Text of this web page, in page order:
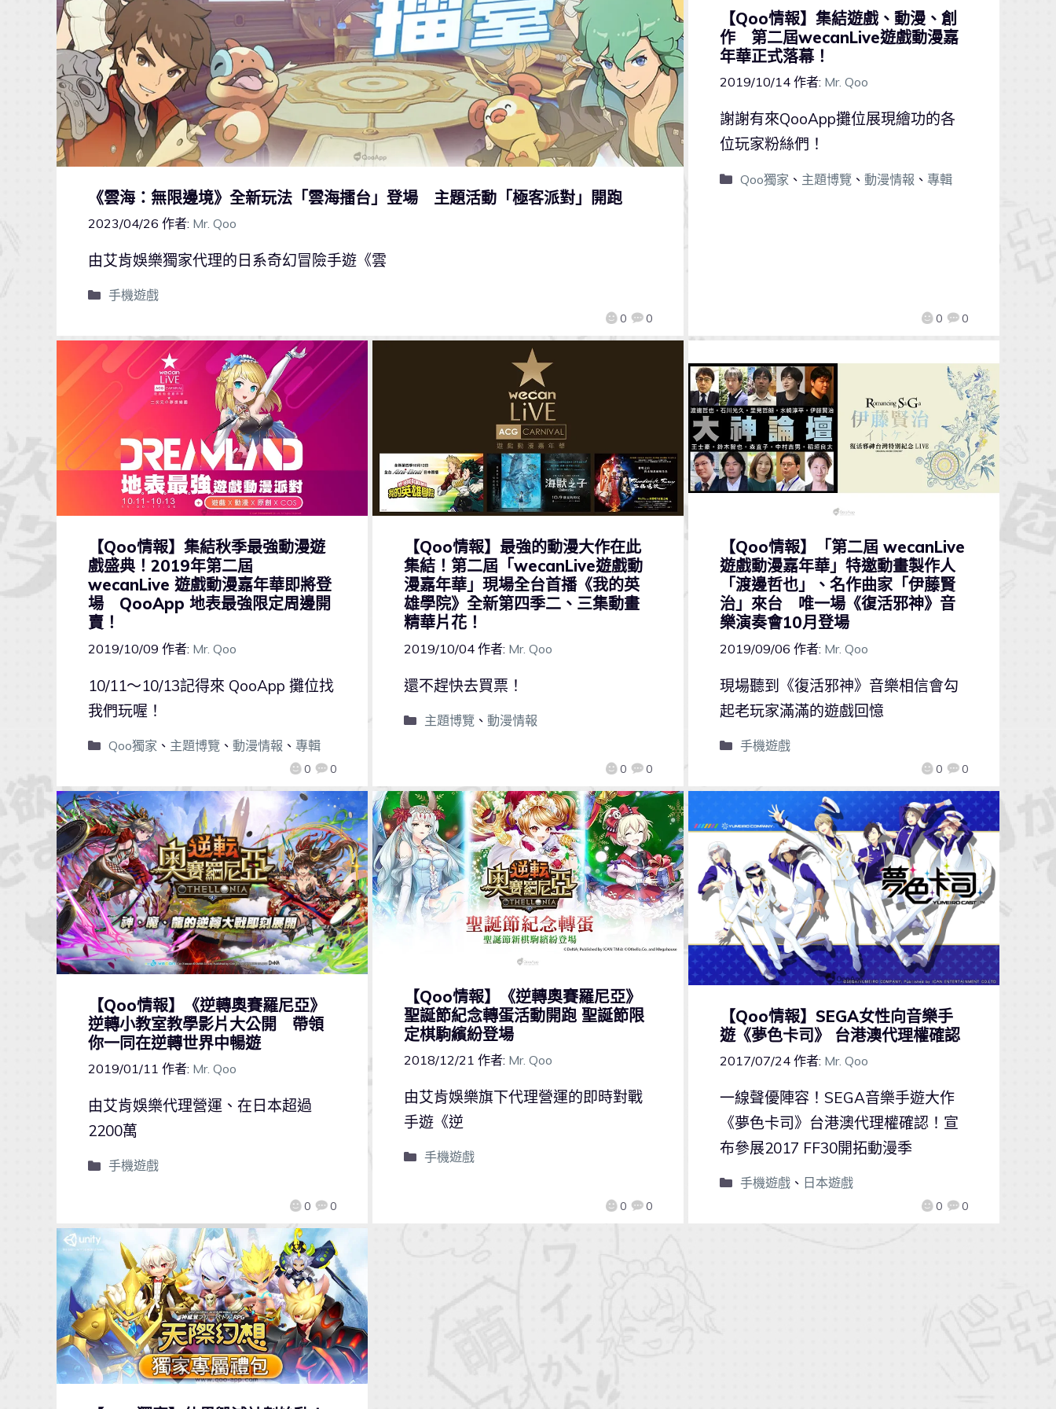
《雲海：無限邊境》全新玩法「雲海擂台」登場 主題活動「極客派對」開跑
2023/04/26 作者: Mr. Qoo
0 0
由艾肯娛樂獨家代理的日系奇幻冒險手遊《雲
手機遊戲
【Qoo情報】集結遊戲、動漫、創
作 第二屆wecanLive遊戲動漫嘉
年華正式落幕！
2019/10/14 作者: Mr. Qoo
0 0
謝謝有來QooApp攤位展現繪功的各
位玩家粉絲們！
Qoo獨家 、 主題博覽、 動漫情報 、 專輯
【Qoo情報】集結秋季最強動漫遊
戲盛典！2019年第二屆
wecanLive 遊戲動漫嘉年華即將登
場 QooApp 地表最強限定周邊開
賣！
2019/10/09 作者: Mr. Qoo
0 0
10/11～10/13記得來 QooApp 攤位找
我們玩喔！
Qoo獨家 、 主題博覽、 動漫情報 、 專輯
【Qoo情報】最強的動漫大作在此
集結！第二屆「wecanLive遊戲動
漫嘉年華」現場全台首播《我的英
雄學院》全新第四季二、三集動畫
精華片花！
2019/10/04 作者: Mr. Qoo
0 0
還不趕快去買票！
主題博覽、 動漫情報
【Qoo情報】「第二屆 wecanLive
遊戲動漫嘉年華」特邀動畫製作人
「渡邊哲也」、名作曲家「伊藤賢
治」來台 唯一場《復活邪神》音
樂演奏會10月登場
2019/09/06 作者: Mr. Qoo
0 0
現場聽到《復活邪神》音樂相信會勾
起老玩家滿滿的遊戲回憶
手機遊戲
【Qoo情報】《逆轉奧賽羅尼亞》
逆轉小教室教學影片大公開 帶領
你一同在逆轉世界中暢遊
2019/01/11 作者: Mr. Qoo
0 0
由艾肯娛樂代理營運、在日本超過
2200萬
手機遊戲
【Qoo情報】《逆轉奧賽羅尼亞》
聖誕節紀念轉蛋活動開跑 聖誕節限
定棋駒繽紛登場
2018/12/21 作者: Mr. Qoo
0 0
由艾肯娛樂旗下代理營運的即時對戰
手遊《逆
手機遊戲
【Qoo情報】SEGA女性向音樂手
遊《夢色卡司》 台港澳代理權確認
2017/07/24 作者: Mr. Qoo
0 0
一線聲優陣容！SEGA音樂手遊大作
《夢色卡司》台港澳代理權確認！宣
布參展2017 FF30開拓動漫季
手機遊戲、 日本遊戲